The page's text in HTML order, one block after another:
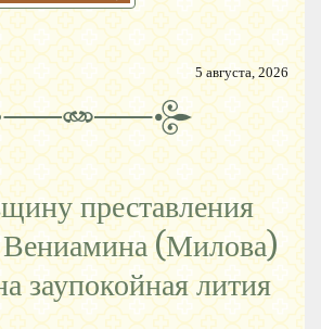
5 августа, 2026
преставления
Вениамина (Милова)
заупокойная лития